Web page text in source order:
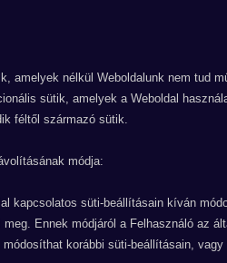
amelyek nélkül Weboldalunk nem tud
sütik, amelyek a Weboldal
féltől származó sütik.
módja:
kapcsolatos süti-beállításain kíván
Ennek módjáról a Felhasználó az
korábbi süti-beállításain,